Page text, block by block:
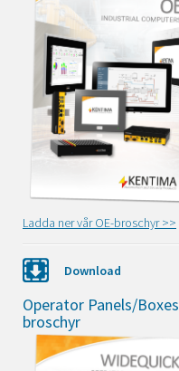
Ladda ner vår OE-broschyr >>
Download
Operator Panels/Boxes
broschyr